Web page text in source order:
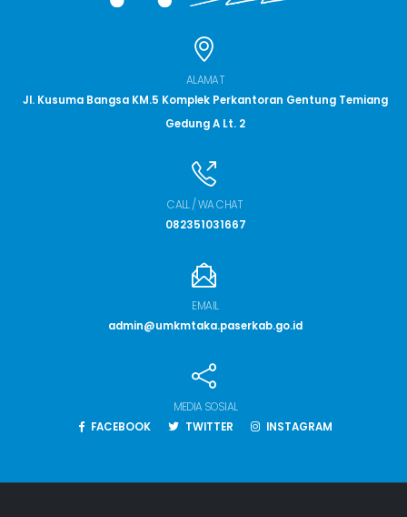
ALAMAT
Jl. Kusuma Bangsa KM.5 Komplek Perkantoran Gentung Temiang
Gedung A Lt. 2
CALL / WA CHAT
082351031667
EMAIL
admin@umkmtaka.paserkab.go.id
MEDIA SOSIAL
FACEBOOK
TWITTER INSTAGRAM